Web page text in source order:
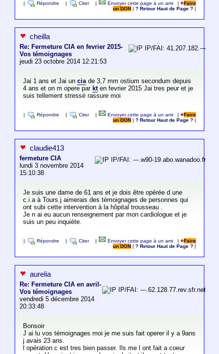
Répondre Citer Envoyer cette page à un ami |
Faire
un DON
|? Retour Haut de Page ?
cheilla
Re: Fermeture CIA en fevrier 2015-
Vos témoignages
jeudi 23 octobre 2014 12:21:53
IP/FAI: 41.207.182.---
Jai 1 ans et Jai un ciade 3,7 mm ostium secondum depuis
4 ans et on m opere par kten fevrier 2015 Jai tres peur et je
suis tellement stressé rassure moi
Répondre Citer Envoyer cette page à un ami |
Faire
un DON
|? Retour Haut de Page ?
claudie413
fermeture CIA
lundi 3 novembre 2014
15:10:38
IP/FAI: ---.w90-19.abo.wanadoo.fr
Je suis une dame de 61 ans et je dois être opérée d une
c.i.a à Tours.j aimerais des témoignages de personnes qui
ont subi cette intervention à la hôpital trousseau .
Je n ai eu aucun renseignement par mon cardiologue et je
suis un peu inquiète.
Répondre Citer Envoyer cette page à un ami |
Faire
un DON
|? Retour Haut de Page ?
aurelia
Re: Fermeture CIA en avril-
Vos témoignages
vendredi 5 décembre 2014
20:33:48
IP/FAI: ---.62.128.77.rev.sfr.net
Bonsoir
J ai lu vos témoignages moi je me suis fait operer il y a 9ans
j avais 23 ans.
l opération c est tres bien passer. Ils me l ont fait a coeur